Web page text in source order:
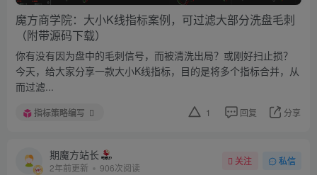
魔方商学院：大小K线指标案例，可过滤大部分洗盘毛刺
（附带源码下载）
你有没有因为盘中的毛刺信号，而被清洗出局？或刚好扫止损？
今天，给大家分享一款大小K线指标，目的是将多个指标合并，从
而过滤...
指标策略编写 1 回复 分享
期魔方站长
2年前更新 906次阅读
关注 私信